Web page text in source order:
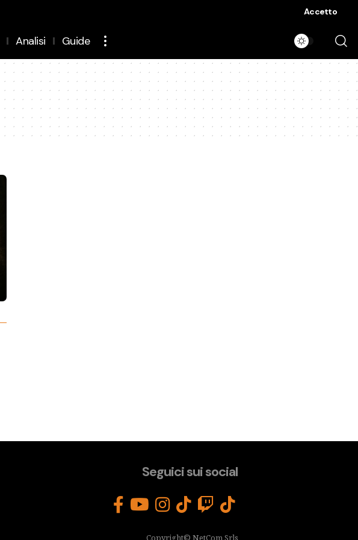
Accetto
Analisi Guide
Seguici sui social
Copyright© NetCom Srls